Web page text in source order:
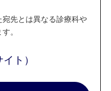
先とは異なる診療科や
。
ト）